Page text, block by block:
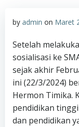
by admin on Maret
Setelah
sosialisasi ke
sejak akhir
ini (22/3/2024)
Hermon Timika.
pendidikan
dan pendidikan